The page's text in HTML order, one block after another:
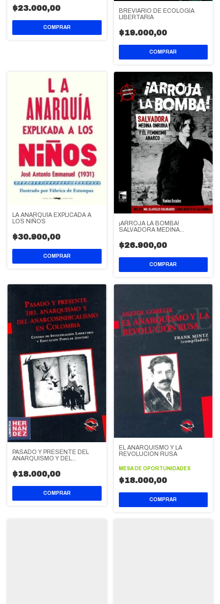
$23.000,00
BREVIARIO DE ECOLOGÍA
LIBERTARIA
$19.000,00
LA ANARQUÍA EXPLICADA A
LOS NIÑOS
$30.900,00
¡ARROJA LA BOMBA!
SALVADORA MEDINA
ANARCO
$26.900,00
PASADO Y PRESENTE DEL
ANARQUISMO Y DEL
COLOMBIA
$18.000,00
EL ANARQUISMO Y LA
REVOLUCION RUSA
MESA DE OPORTUNIDADES
$18.000,00